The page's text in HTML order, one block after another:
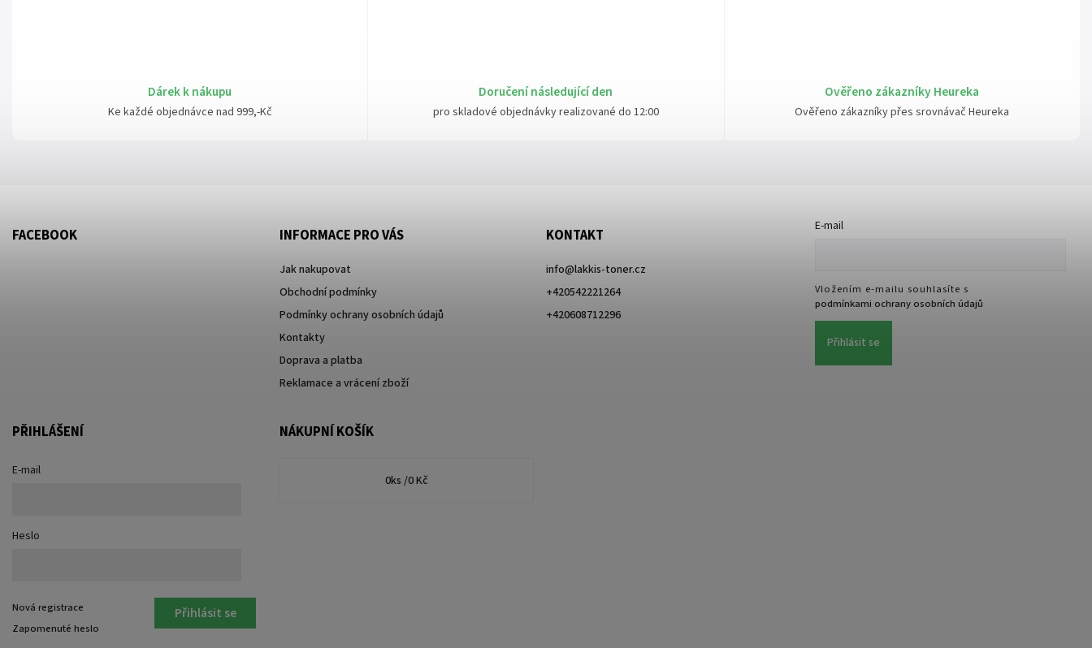
Dárek k nákupu
Ke každé objednávce nad 999,-Kč
Doručení následující den
pro skladové objednávky realizované do 12:00
Ověřeno zákazníky Heureka
Ověřeno zákazníky přes srovnávač Heureka
FACEBOOK INFORMACE PRO VÁS
Jak nakupovat
Obchodní podmínky
Podmínky ochrany osobních údajů
Kontakty
Doprava a platba
Reklamace a vrácení zboží
KONTAKT
info@lakkis-toner.cz
+420542221264
+420608712296
E-mail
Vložením e-mailu souhlasíte s
podmínkami ochrany osobních údajů
Přihlásit se
PŘIHLÁŠENÍ
E-mail
Heslo
Přihlásit se
Nová registrace
Zapomenuté heslo
NÁKUPNÍ KOŠÍK
0ks /0 Kč